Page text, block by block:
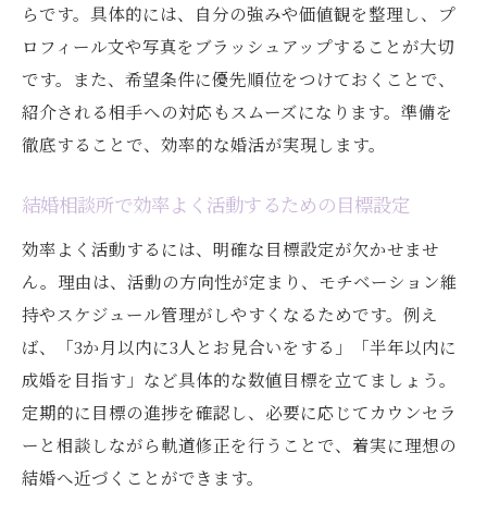
結婚相談所と他サービス選びの注意点
結婚相談所利用で後悔しないための比較ポ
イント
後悔しないための結婚相談所活用ポイント
結婚相談所選びで失敗しないポイント
結婚相談所退会後の結婚がバレるケース
結婚相談所離婚率から見る婚活の現実
結婚相談所利用者の体験談に学ぶ注意点
結婚相談所で満足できる活動を行う秘訣
結婚相談所で効率よく幸せを掴むコツ
結婚相談所で効率よく幸せな婚活を実現
結婚相談所活用で理想の結婚を目指す方法
らです。具体的には、自分の強みや価値観を整理し、プ
ロフィール文や写真をブラッシュアップすることが大切
です。また、希望条件に優先順位をつけておくことで、
紹介される相手への対応もスムーズになります。準備を
徹底することで、効率的な婚活が実現します。
結婚相談所で効率よく活動するための目標設定
効率よく活動するには、明確な目標設定が欠かせませ
ん。理由は、活動の方向性が定まり、モチベーション維
持やスケジュール管理がしやすくなるためです。例え
ば、「3か月以内に3人とお見合いをする」「半年以内に
成婚を目指す」など具体的な数値目標を立てましょう。
定期的に目標の進捗を確認し、必要に応じてカウンセラ
ーと相談しながら軌道修正を行うことで、着実に理想の
結婚へ近づくことができます。